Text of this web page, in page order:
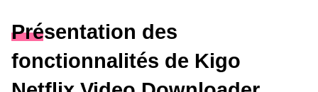
Présentation des
fonctionnalités de Kigo